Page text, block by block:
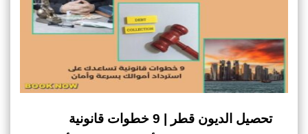
تحصيل الديون قطر | 9 خطوات قانونية